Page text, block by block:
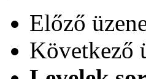
Előző
Következő